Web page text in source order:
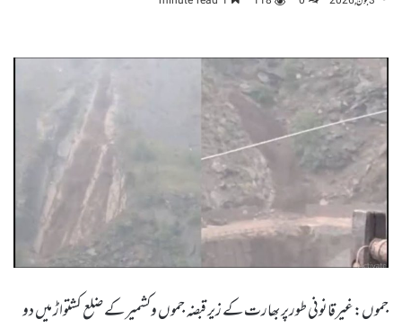
جموں:غیرقانونی طورپر بھارت کے زیر قبضہ جموں وکشمیر کے ضلع کشتواڑ میں دو